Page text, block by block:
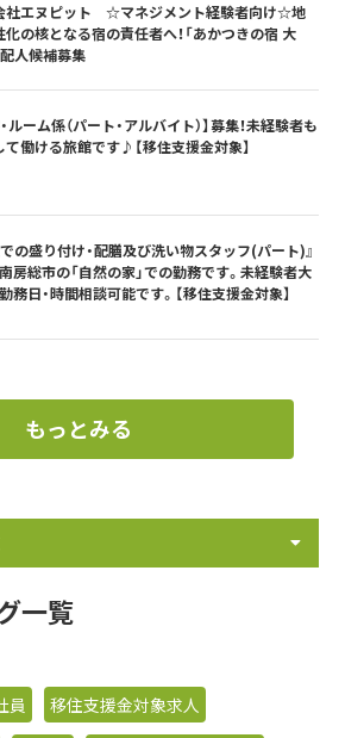
社エヌピット ☆マネジメント経験者向け☆地
化の核となる宿の責任者へ！「あかつきの宿 大
配人候補募集
ルーム係（パート・アルバイト）】募集！未経験者も
て働ける旅館です♪【移住支援金対象】
での盛り付け・配膳及び洗い物スタッフ(パート)』
房総市の「自然の家」での勤務です。未経験者大
務日・時間相談可能です。【移住支援金対象】
もっとみる
一覧
員
移住支援金対象求人